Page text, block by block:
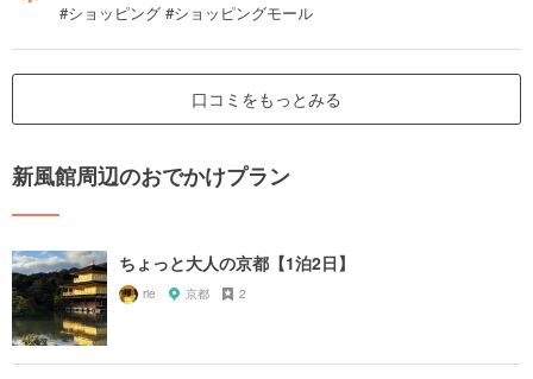
#ショッピング #ショッピングモール
口コミをもっとみる
新風館周辺のおでかけプラン
ちょっと大人の京都【1泊2日】
rie 京都 2